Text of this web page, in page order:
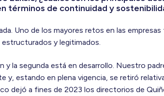
términos de continuidad y
Uno de los mayores retos en las empresas
y legitimados.
y la segunda está en desarrollo. Nuestro
y, estando en plena vigencia, se retiró
dejó a fines de 2023 los directorios de